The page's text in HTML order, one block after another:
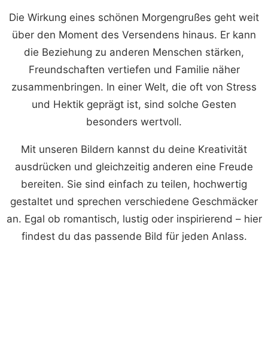
Die Wirkung eines schönen Morgengrußes geht weit
über den Moment des Versendens hinaus. Er kann
die Beziehung zu anderen Menschen stärken,
Freundschaften vertiefen und Familie näher
zusammenbringen. In einer Welt, die oft von Stress
und Hektik geprägt ist, sind solche Gesten
besonders wertvoll.
Mit unseren Bildern kannst du deine Kreativität
ausdrücken und gleichzeitig anderen eine Freude
bereiten. Sie sind einfach zu teilen, hochwertig
gestaltet und sprechen verschiedene Geschmäcker
an. Egal ob romantisch, lustig oder inspirierend – hier
findest du das passende Bild für jeden Anlass.